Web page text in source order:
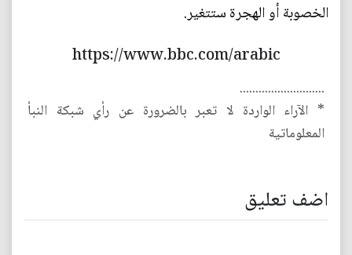
الخصوبة أو الهجرة ستتغير.
https://www.bbc.com/arabic
...........................
* الآراء الواردة لا تعبر بالضرورة عن رأي شبكة النبأ
المعلوماتية
اضف تعليق